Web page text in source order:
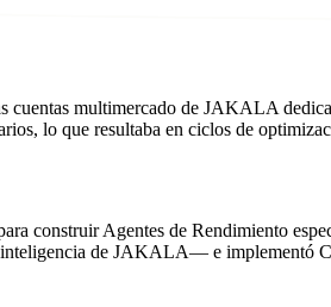
cuentas multimercado de JAKALA
lo que resultaba en ciclos de
construir Agentes de Rendimiento
de JAKALA— e implementó